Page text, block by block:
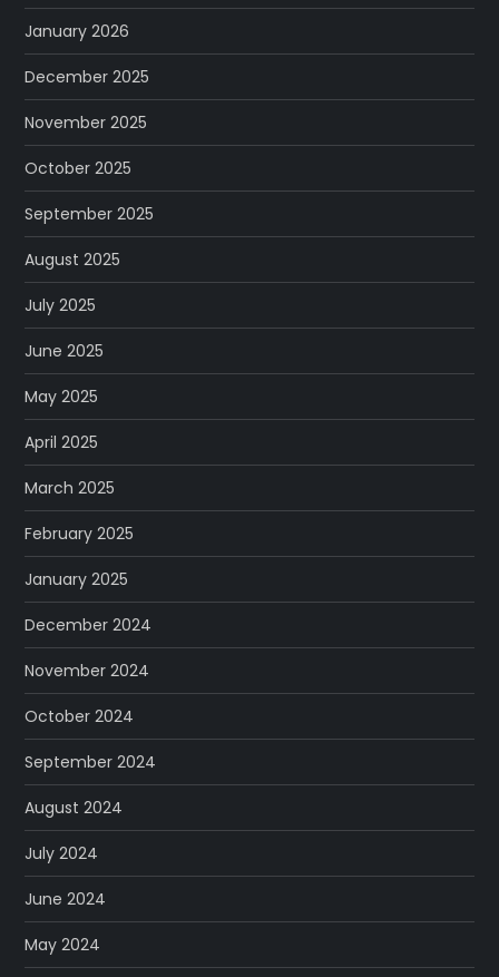
January 2026
December 2025
November 2025
October 2025
September 2025
August 2025
July 2025
June 2025
May 2025
April 2025
March 2025
February 2025
January 2025
December 2024
November 2024
October 2024
September 2024
August 2024
July 2024
June 2024
May 2024